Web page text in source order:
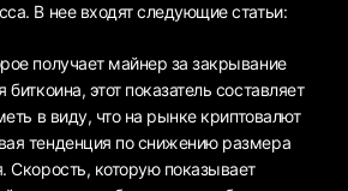
В нее входят следующие статьи:
получает майнер за закрывание
этот показатель составляет
в виду, что на рынке криптовалют
тенденция по снижению размера
Скорость, которую показывает